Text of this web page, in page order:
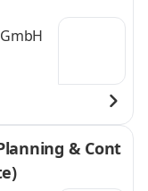
& Cont